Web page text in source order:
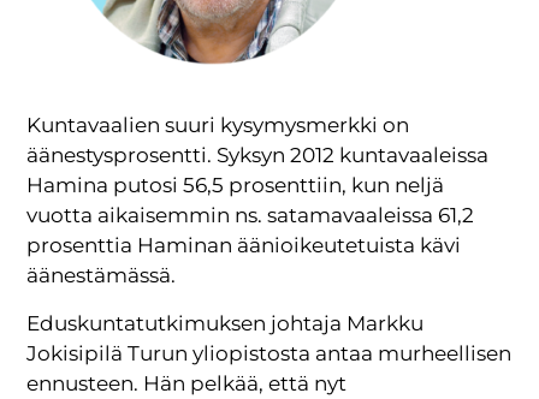
Kuntavaalien suuri kysymysmerkki on
äänestysprosentti. Syksyn 2012 kuntavaaleissa
Hamina putosi 56,5 prosenttiin, kun neljä
vuotta aikaisemmin ns. satamavaaleissa 61,2
prosenttia Haminan äänioikeutetuista kävi
äänestämässä.
Eduskuntatutkimuksen johtaja Markku
Jokisipilä Turun yliopistosta antaa murheellisen
ennusteen. Hän pelkää, että nyt